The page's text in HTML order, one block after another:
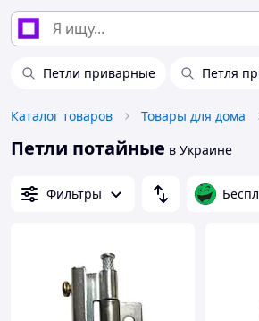
Петли приварные Петля
Каталог товаров Товары для дома
Петли потайные в Украине
Фильтры